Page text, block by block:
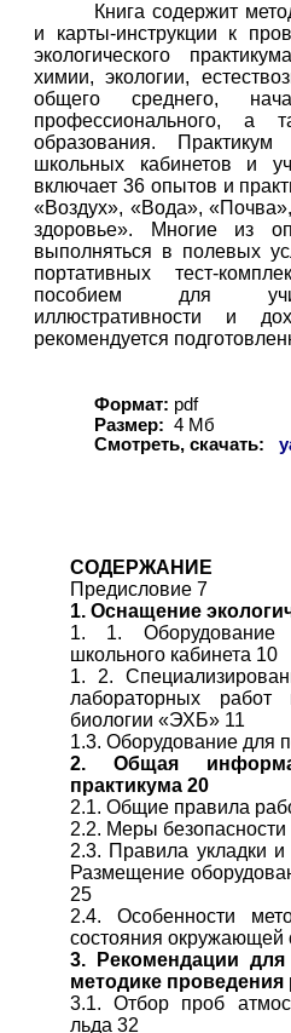
Книга содержит
и карты-инструкции к
экологического
химии, экологии,
общего среднего,
профессионального, а
образования.
школьных кабинетов и
включает 36 опытов и
«Воздух», «Вода»,
здоровье». Многие из
выполняться в полевых
портативных тест-
пособием для
иллюстративности и
рекомендуется
Формат: pdf
Размер: 4 Мб
Смотреть, скачать:
СОДЕРЖАНИЕ
Предисловие 7
1. Оснащение
1. 1. Оборудование
школьного кабинета 10
1. 2.
лабораторных
биологии «ЭХБ» 11
1.3. Оборудование для
2. Общая
практикума 20
2.1. Общие правила
2.2. Меры безопасности
2.3. Правила укладки
Размещение
25
2.4. Особенности
состояния окружающей
3. Рекомендации
методике проведения
3.1. Отбор проб
льда 32